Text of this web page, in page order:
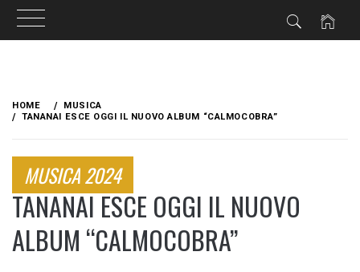
content
HOME
MUSICA
TANANAI ESCE OGGI IL NUOVO ALBUM “CALMOCOBRA”
MUSICA 2024
TANANAI ESCE OGGI IL NUOVO
ALBUM “CALMOCOBRA”